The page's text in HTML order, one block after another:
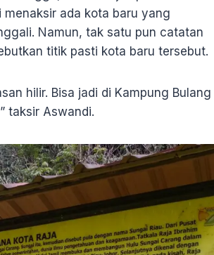
ada kota baru yang
Namun, tak satu pun catatan
titik pasti kota baru tersebut.
hilir. Bisa jadi di Kampung Bulang
taksir Aswandi.